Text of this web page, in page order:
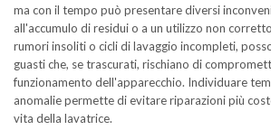
ma con il tempo può presentare diversi
all'accumulo di residui o a un utilizzo non
rumori insoliti o cicli di lavaggio incompleti,
guasti che, se trascurati, rischiano di
funzionamento dell'apparecchio. Individuare
anomalie permette di evitare riparazioni più
vita della lavatrice.